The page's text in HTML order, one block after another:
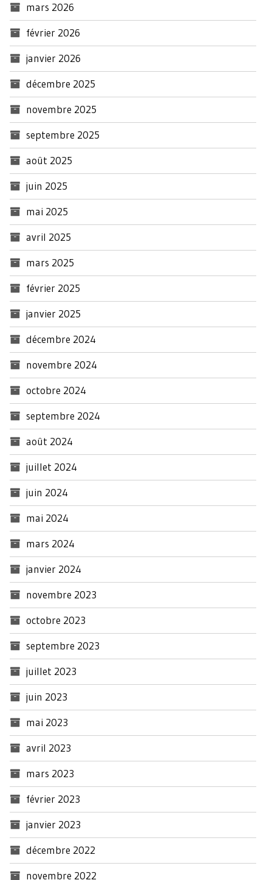
mars 2026
février 2026
janvier 2026
décembre 2025
novembre 2025
septembre 2025
août 2025
juin 2025
mai 2025
avril 2025
mars 2025
février 2025
janvier 2025
décembre 2024
novembre 2024
octobre 2024
septembre 2024
août 2024
juillet 2024
juin 2024
mai 2024
mars 2024
janvier 2024
novembre 2023
octobre 2023
septembre 2023
juillet 2023
juin 2023
mai 2023
avril 2023
mars 2023
février 2023
janvier 2023
décembre 2022
novembre 2022